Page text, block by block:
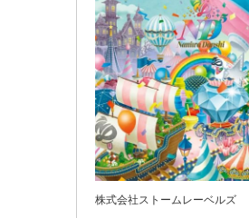
株式会社ストームレーベルズ